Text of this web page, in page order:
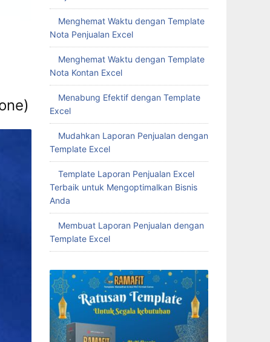
Menghemat Waktu dengan Template
Nota Penjualan Excel
Menghemat Waktu dengan Template
Nota Kontan Excel
Menabung Efektif dengan Template
Excel
Mudahkan Laporan Penjualan dengan
Template Excel
Template Laporan Penjualan Excel
Terbaik untuk Mengoptimalkan Bisnis
Anda
Membuat Laporan Penjualan dengan
Template Excel